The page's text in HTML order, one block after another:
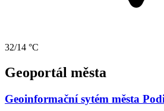
32/14 °C
Geoportál města
Geoinformační sytém města